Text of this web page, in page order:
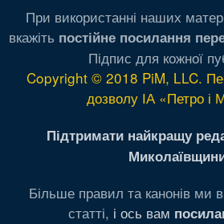
При використанні наших
вкажіть постійне посилання
Підпис для кожної
Copyright © 2018 PiM, LLC.
дозволу ІА «Петро і
Підтримати найкращу
Більше правил та канонів ми
статті, і ось вам